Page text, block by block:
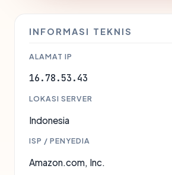
INFORMASI TEKNIS
ALAMAT IP
16.78.53.43
LOKASI SERVER
Indonesia
ISP / PENYEDIA
Amazon.com, Inc.